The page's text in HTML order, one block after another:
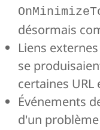
désormais
Liens
se
certaines URL
Événements
d'un